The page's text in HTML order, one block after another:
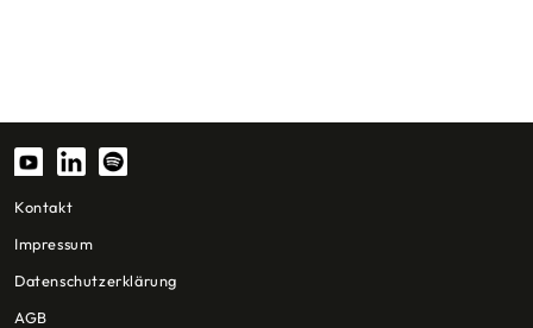
Kontakt
Impressum
Datenschutzerklärung
AGB